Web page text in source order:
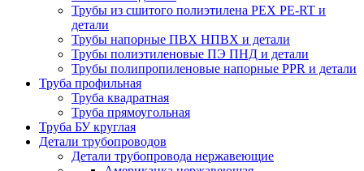
Трубы из сшитого полиэтилена PEX PE-RT и
детали
Трубы напорные ПВХ НПВХ и детали
Трубы полиэтиленовые ПЭ ПНД и детали
Трубы полипропиленовые напорные PPR и детали
Труба профильная
Труба квадратная
Труба прямоугольная
Труба БУ круглая
Детали трубопроводов
Детали трубопровода нержавеющие